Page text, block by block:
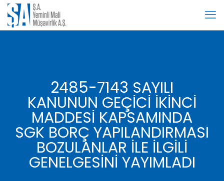
2485-7143 SAYILI
KANUNUN GEÇİCİ İKİNCİ
MADDESİ KAPSAMINDA
SGK BORÇ YAPILANDIRMASI
BOZULANLAR İLE İLGİLİ
GENELGESİNİ YAYIMLADI